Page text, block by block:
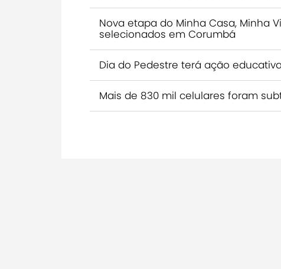
Nova etapa do Minha Casa, Minha
selecionados em Corumbá
Dia do Pedestre terá ação
Mais de 830 mil celulares foram